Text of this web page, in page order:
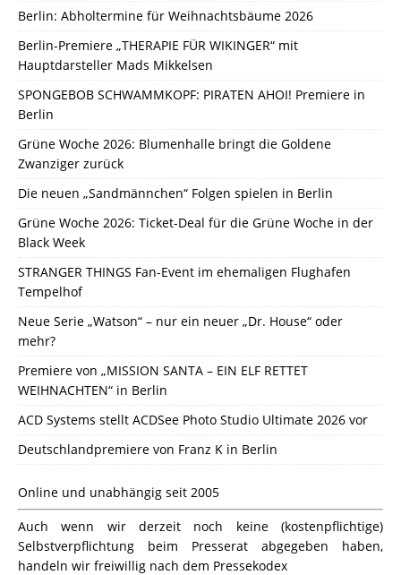
Berlin: Abholtermine für Weihnachtsbäume 2026
Berlin-Premiere „THERAPIE FÜR WIKINGER“ mit
Hauptdarsteller Mads Mikkelsen
SPONGEBOB SCHWAMMKOPF: PIRATEN AHOI! Premiere in
Berlin
Grüne Woche 2026: Blumenhalle bringt die Goldene
Zwanziger zurück
Die neuen „Sandmännchen“ Folgen spielen in Berlin
Grüne Woche 2026: Ticket-Deal für die Grüne Woche in der
Black Week
STRANGER THINGS Fan-Event im ehemaligen Flughafen
Tempelhof
Neue Serie „Watson“ – nur ein neuer „Dr. House“ oder
mehr?
Premiere von „MISSION SANTA – EIN ELF RETTET
WEIHNACHTEN“ in Berlin
ACD Systems stellt ACDSee Photo Studio Ultimate 2026 vor
Deutschlandpremiere von Franz K in Berlin
Online und unabhängig seit 2005
Auch wenn wir derzeit noch keine (kostenpflichtige)
Selbstverpflichtung beim Presserat abgegeben haben,
handeln wir freiwillig nach dem Pressekodex